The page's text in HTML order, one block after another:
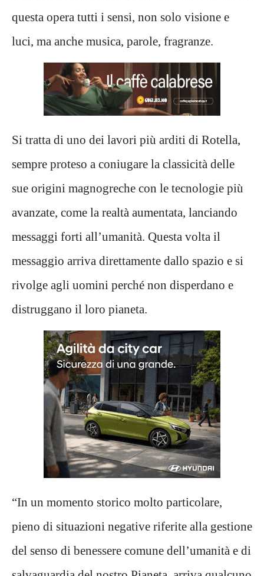
questa opera tutti i sensi, non solo visione e
luci, ma anche musica, parole, fragranze.
Si tratta di uno dei lavori più arditi di Rotella,
sempre proteso a coniugare la classicità delle
sue origini magnogreche con le tecnologie più
avanzate, come la realtà aumentata, lanciando
messaggi forti all’umanità. Questa volta il
messaggio arriva direttamente dallo spazio e si
rivolge agli uomini perché non disperdano e
distruggano il loro pianeta.
“In un momento storico molto particolare,
pieno di situazioni negative riferite alla gestione
del senso di benessere comune dell’umanità e di